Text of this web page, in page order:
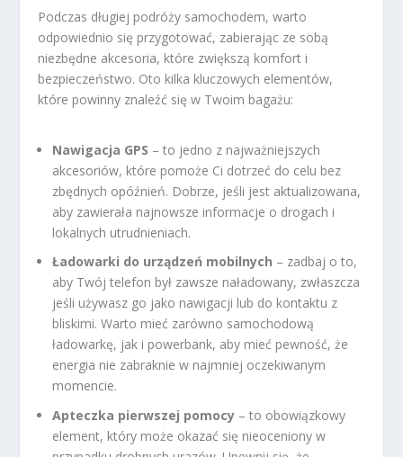
Podczas długiej podróży samochodem, warto
odpowiednio się przygotować, zabierając ze sobą
niezbędne akcesoria, które zwiększą komfort i
bezpieczeństwo. Oto kilka kluczowych elementów,
które powinny znaleźć się w Twoim bagażu:
Nawigacja GPS – to jedno z najważniejszych
akcesoriów, które pomoże Ci dotrzeć do celu bez
zbędnych opóźnień. Dobrze, jeśli jest aktualizowana,
aby zawierała najnowsze informacje o drogach i
lokalnych utrudnieniach.
Ładowarki do urządzeń mobilnych – zadbaj o to,
aby Twój telefon był zawsze naładowany, zwłaszcza
jeśli używasz go jako nawigacji lub do kontaktu z
bliskimi. Warto mieć zarówno samochodową
ładowarkę, jak i powerbank, aby mieć pewność, że
energia nie zabraknie w najmniej oczekiwanym
momencie.
Apteczka pierwszej pomocy – to obowiązkowy
element, który może okazać się nieoceniony w